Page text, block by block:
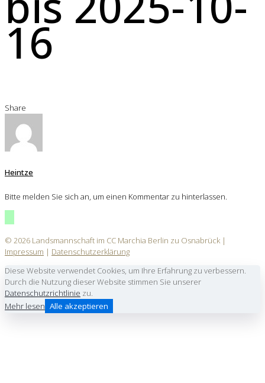
16
Share
Heintze
Bitte melden Sie sich an, um einen Kommentar zu hinterlassen.
© 2026 Landsmannschaft im CC Marchia Berlin zu Osnabrück |
Impressum | Datenschutzerklärung
Diese Website verwendet Cookies, um Ihre Erfahrung zu verbessern.
Durch die Nutzung dieser Website stimmen Sie unserer
Datenschutzrichtlinie zu.
Mehr lesen Alle akzeptieren